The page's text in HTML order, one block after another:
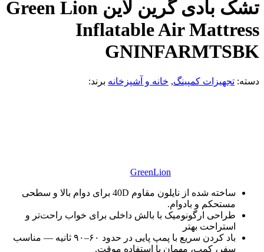
تشک بادی گرین لاین Green Lion
Inflatable Air Mattress
GNINFARMTSBK
دسته: تجهیزات کمپینگ, خانه و آشپزخانه برند:
GreenLion
ساخته شده از نایلون مقاوم 40D برای دوام بالا و سطحی
مستحکم و بادوام.
طراحی ارگونومیک با بالش داخلی برای خواب راحت‌تر و
استراحت بهتر
باد کردن سریع با پمپ پایی در حدود ۶۰–۹۰ ثانیه — مناسب
سفر، کمپ، مهمان یا استفاده موقت.